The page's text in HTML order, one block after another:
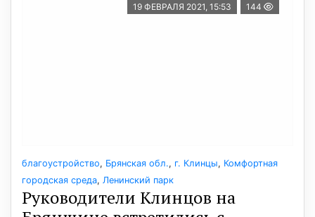
19 ФЕВРАЛЯ 2021, 15:53 144
благоустройство, Брянская обл., г. Клинцы, Комфортная
городская среда, Ленинский парк
Руководители Клинцов на